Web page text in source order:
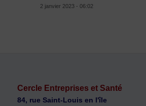
2 janvier 2023 - 06:02
Cercle Entreprises et Santé
84, rue Saint-Louis en l'île